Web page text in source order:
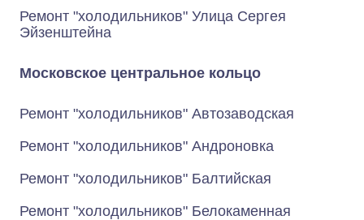
Ремонт "холодильников" Улица Сергея
Эйзенштейна
Московское центральное кольцо
Ремонт "холодильников" Автозаводская
Ремонт "холодильников" Андроновка
Ремонт "холодильников" Балтийская
Ремонт "холодильников" Белокаменная